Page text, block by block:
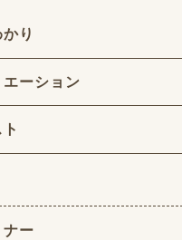
り
ーション
ナー